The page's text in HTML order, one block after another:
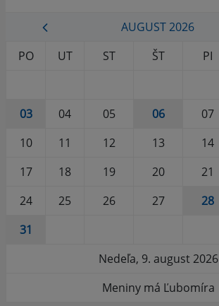
AUGUST 2026
PO
UT ST ŠT PI
03
04 05 06 07
10
11 12 13 14
17
18 19 20 21
24
25 26 27 28
31
Nedeľa, 9. august 2026
Meniny má Ľubomíra